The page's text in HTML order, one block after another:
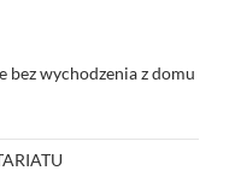
bez wychodzenia z domu